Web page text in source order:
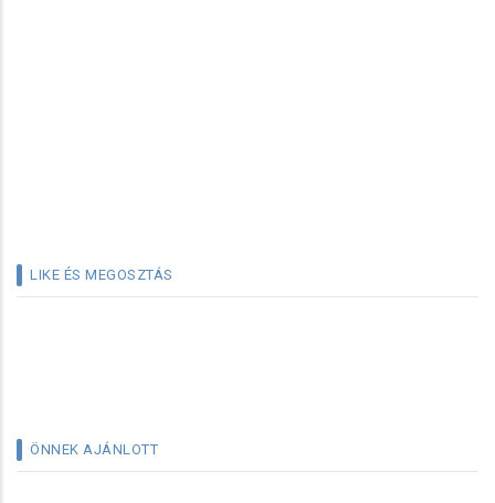
LIKE ÉS MEGOSZTÁS
ÖNNEK AJÁNLOTT